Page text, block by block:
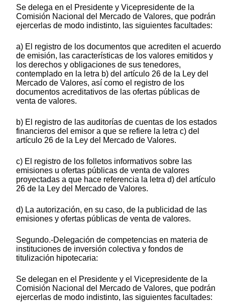
Se delega en el Presidente y Vicepresidente de la
Comisión Nacional del Mercado de Valores, que podrán
ejercerlas de modo indistinto, las siguientes facultades:
a) El registro de los documentos que acrediten el acuerdo
de emisión, las características de los valores emitidos y
los derechos y obligaciones de sus tenedores,
contemplado en la letra b) del artículo 26 de la Ley del
Mercado de Valores, así como el registro de los
documentos acreditativos de las ofertas públicas de
venta de valores.
b) El registro de las auditorías de cuentas de los estados
financieros del emisor a que se refiere la letra c) del
artículo 26 de la Ley del Mercado de Valores.
c) El registro de los folletos informativos sobre las
emisiones u ofertas públicas de venta de valores
proyectadas a que hace referencia la letra d) del artículo
26 de la Ley del Mercado de Valores.
d) La autorización, en su caso, de la publicidad de las
emisiones y ofertas públicas de venta de valores.
Segundo.-Delegación de competencias en materia de
instituciones de inversión colectiva y fondos de
titulización hipotecaria:
Se delegan en el Presidente y el Vicepresidente de la
Comisión Nacional del Mercado de Valores, que podrán
ejercerlas de modo indistinto, las siguientes facultades: